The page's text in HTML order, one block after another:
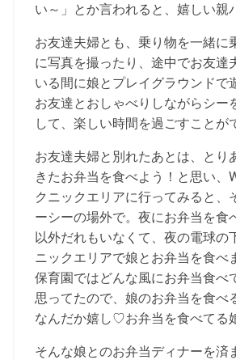
い～」とか言われると、嬉しい親
お友達夫婦とも、乗り物を一緒に
に写真を撮ったり、途中でお友達
いる間に娘とプレイグラウンドで
お友達とおしゃべりしながらシー
して、楽しい時間を過ごすことが
お友達夫婦と別れたあとは、とり
きたお弁当を食べよう！と思い、
クニックエリアに行ってみると、
ーシーの場外で。夜にお弁当を食
以外だれもいなくて、夜の電球の
ニックエリアで娘とお弁当を食べ
保育園ではどんな風にお弁当食べ
思ってたので、娘のお弁当を食べ
なんだか嬉し♡お弁当を食べてる
そんな娘とのお弁当ディナーを済